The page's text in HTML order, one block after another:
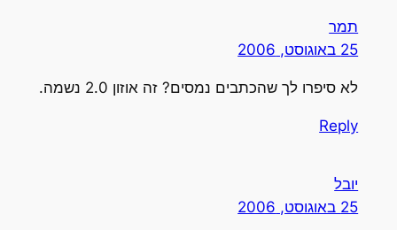
תמר
25 באוגוסט, 2006
לא סיפרו לך שהכתבים נמסים? זה אוזון 2.0 נשמה.
Reply
יובל
25 באוגוסט, 2006